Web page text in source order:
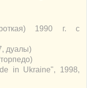
1990 г. с
дуалы)
in Ukraine", 1998,